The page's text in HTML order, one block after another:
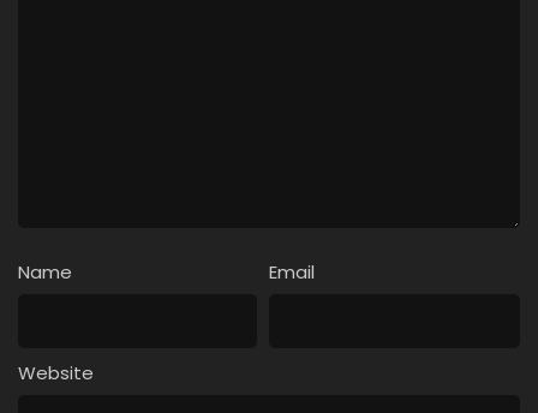
Name Email
Website